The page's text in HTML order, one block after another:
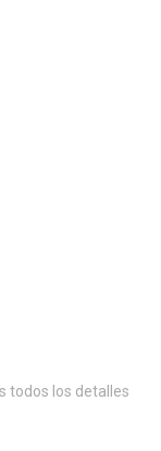
todos los detalles